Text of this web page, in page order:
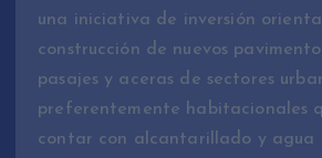
una iniciativa de inversión
construcción de nuevos
pasajes y aceras de sectores
preferentemente habitacionales
contar con alcantarillado y agua